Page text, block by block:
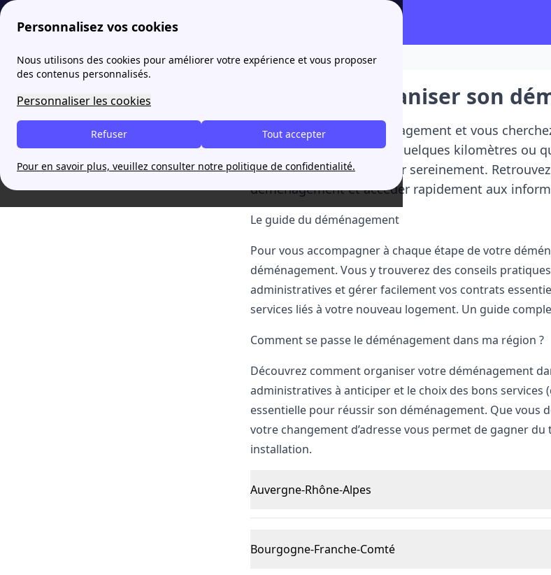
Personnalisez vos cookies
Nous utilisons des cookies pour améliorer votre expérience et vous proposer
des contenus personnalisés.
Personnaliser les cookies
Tout accepter
Refuser
Pour en savoir plus, veuillez consulter notre politique de confidentialité.
papernest Comment organiser son déménagement en 2026 ?
Table of Contents
Le guide du déménagement
Comment organiser son
Vous préparez un déménagement et vous
changiez de logement à quelques kilomètres ou
essentiel pour déménager sereinement.
déménagement et accéder rapidement aux
Le guide du déménagement
Pour vous accompagner à chaque étape de votre
déménagement. Vous y trouverez des conseils
administratives et gérer facilement vos contrats
services liés à votre nouveau logement. Un guide
Comment se passe le déménagement dans ma région ?
Découvrez comment organiser votre déménagement
administratives à anticiper et le choix des bons
essentielle pour réussir son déménagement. Que vous
votre changement d’adresse vous permet de gagner
installation.
Auvergne-Rhône-Alpes
Bourgogne-Franche-Comté